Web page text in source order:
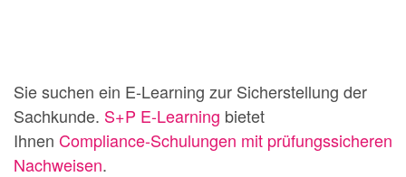
Sie suchen ein E-Learning zur Sicherstellung der
Sachkunde. S+P E-Learning bietet
Ihnen Compliance-Schulungen mit prüfungssicheren
Nachweisen.